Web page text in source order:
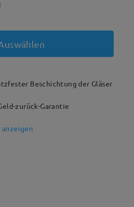
Beschichtung der Gläser
zurück-Garantie
anzeigen